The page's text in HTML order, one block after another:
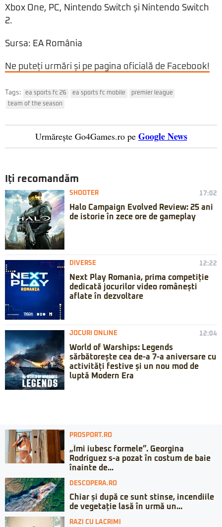
Xbox One, PC, Nintendo Switch și Nintendo Switch
2.
Sursa: EA România
Ne puteți urmări și pe pagina oficială de Facebook!
Tags: ea sports fc 26 ea sports fc mobile
premier league
team of the season
Urmărește Go4Games.ro pe Google News
Iți recomandăm
SHOOTER 17:02
Halo Campaign Evolved Review: 25 ani
de istorie în zece ore de gameplay
DIVERSE 12:22
Next Play Romania, prima competiție
dedicată jocurilor video românești
aflate în dezvoltare
JOCURI ONLINE 12:04
World of Warships: Legends
sărbătorește cea de-a 7-a aniversare cu
activități festive și un nou mod de
luptă Modern Era
PROSPORT.RO
„Îmi iubesc formele”. Georgina
Rodriguez s-a pozat în costum de baie
înainte de...
DESCOPERA.RO
Chiar și după ce sunt stinse, incendiile
de vegetație lasă în urmă un...
RAZI CU LACRIMI